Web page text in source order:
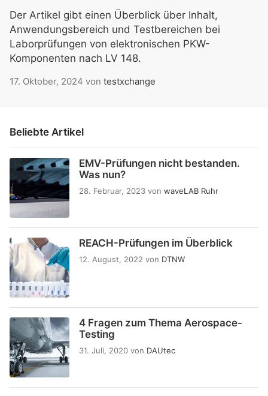
Der Artikel gibt einen Überblick über Inhalt,
Anwendungsbereich und Testbereichen bei
Laborprüfungen von elektronischen PKW-
Komponenten nach LV 148.
17. Oktober, 2024 von testxchange
Beliebte Artikel
EMV-Prüfungen nicht bestanden.
Was nun?
28. Februar, 2023 von waveLAB Ruhr
REACH-Prüfungen im Überblick
12. August, 2022 von DTNW
4 Fragen zum Thema Aerospace-
Testing
31. Juli, 2020 von DAUtec